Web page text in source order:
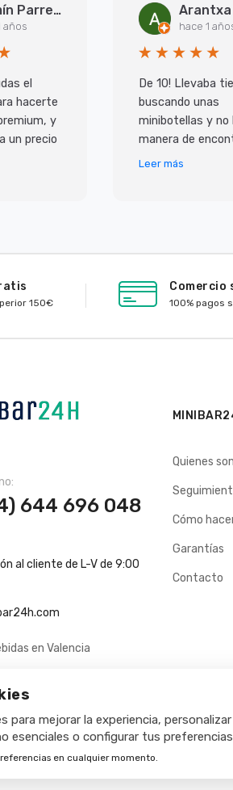
para mejorar la experiencia,
esenciales o configurar tus
en cualquier momento.
Fermín Parreño Torres
años
el
hacerte
y
un precio
lo que
hace 1
De 10! Llevaba
buscando unas
minibotellas y no
manera de
y las que habian
Leer más
150€
Comercio
100% pagos
644 696 048
al cliente de L-V de 9:00
en Valencia
Quienes
Cómo
Garantías
Contacto
Minibar24h.com. Todos los derechos